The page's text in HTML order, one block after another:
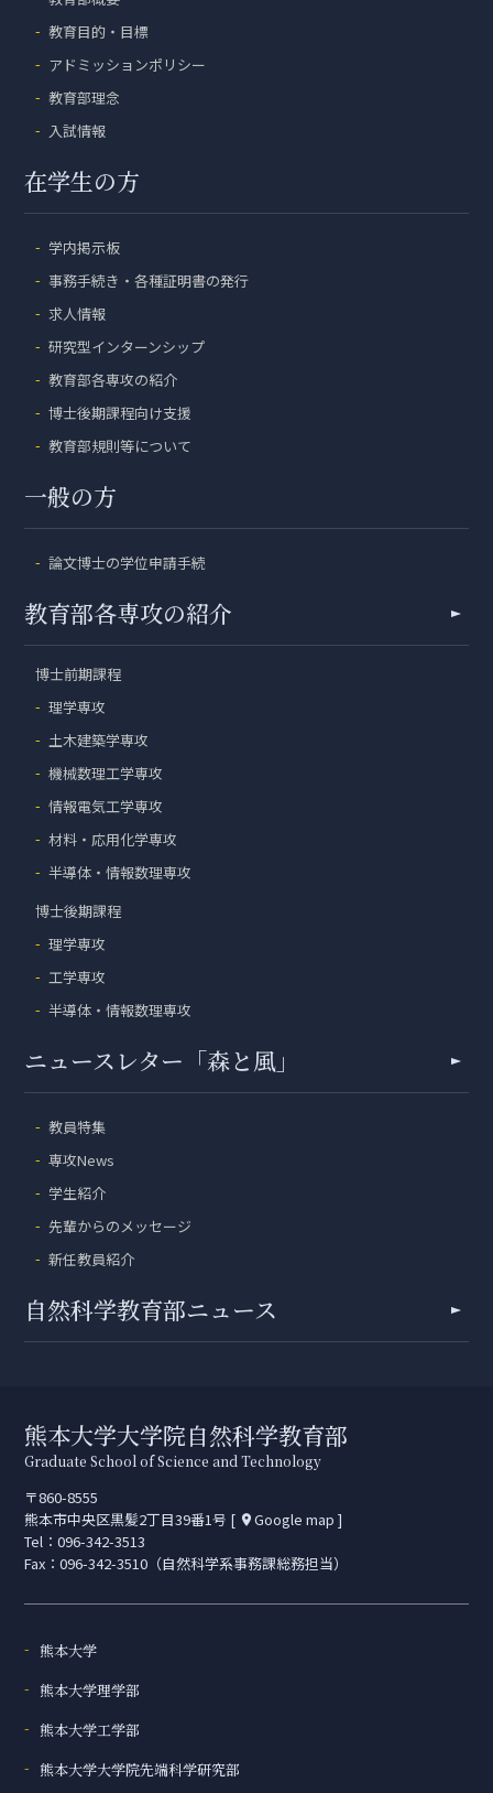
教育目的・目標
アドミッションポリシー
教育部理念
入試情報
在学生の方
学内掲示板
事務手続き・各種証明書の発行
求人情報
研究型インターンシップ
教育部各専攻の紹介
博士後期課程向け支援
教育部規則等について
一般の方
論文博士の学位申請手続
教育部各専攻の紹介
博士前期課程
理学専攻
土木建築学専攻
機械数理工学専攻
情報電気工学専攻
材料・応用化学専攻
半導体・情報数理専攻
博士後期課程
理学専攻
工学専攻
半導体・情報数理専攻
ニュースレター「森と風」
教員特集
専攻News
学生紹介
先輩からのメッセージ
新任教員紹介
自然科学教育部ニュース
熊本大学大学院自然科学教育部
Graduate School of Science and Technology
〒860-8555
熊本市中央区黒髪2丁目39番1号 [ placeGoogle map ]
Tel：096-342-3513
Fax：096-342-3510（自然科学系事務課総務担当）
熊本大学
熊本大学理学部
熊本大学工学部
熊本大学大学院先端科学研究部